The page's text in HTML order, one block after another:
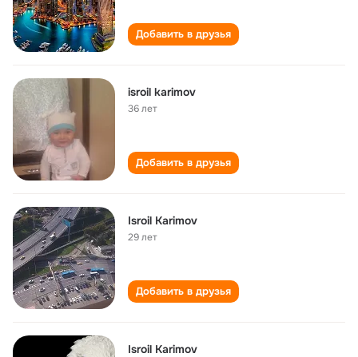
Добавить в друзья
isroil karimov
36 лет
Добавить в друзья
Isroil Karimov
29 лет
Добавить в друзья
Isroil Karimov